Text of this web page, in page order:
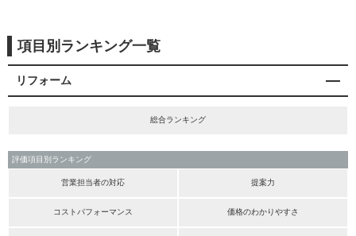
項目別ランキング一覧
リフォーム
総合ランキング
評価項目別ランキング
営業担当者の対応 提案力
コストパフォーマンス 価格のわかりやすさ